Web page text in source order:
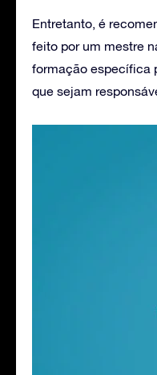
Entretanto, é
feito por um mestre
formação específica
que sejam